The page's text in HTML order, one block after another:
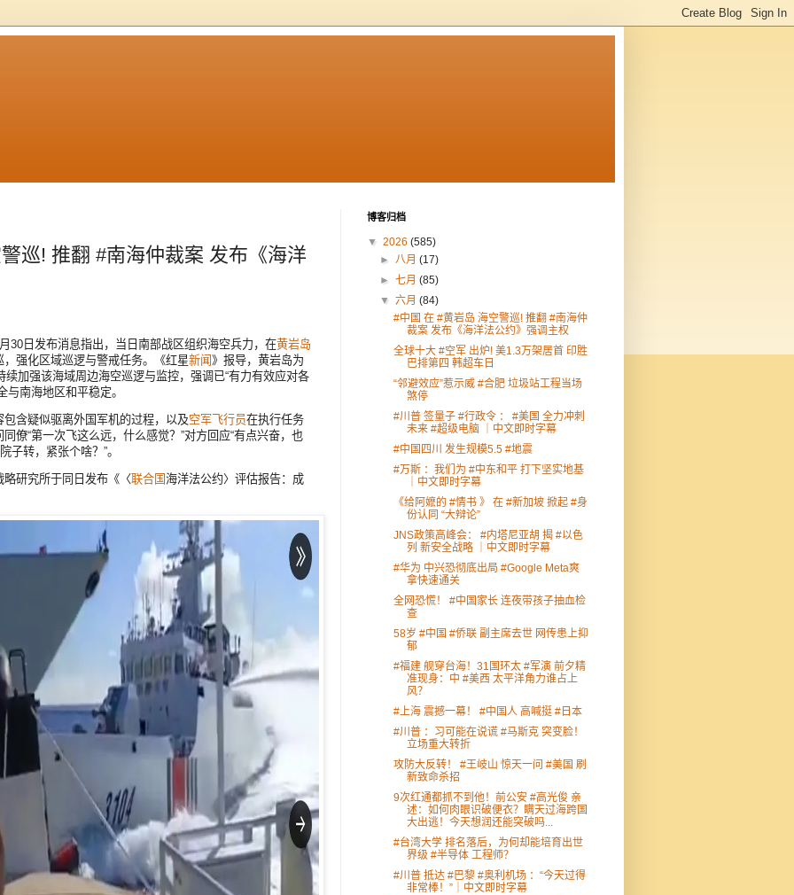
巡! 推翻 #南海仲裁案 发布《海洋
30日发布消息指出，当日南部战区组织海空兵力，在黄岩岛
强化区域巡逻与警戒任务。《红星新闻 》报导，黄岩岛为
续加强该海域周边海空巡逻与监控，强调已“有力有效应对各
与南海地区和平稳定。
含疑似驱离外国军机的过程，以及空军 飞行员在执行任务
僚“第一次飞这么远，什么感觉？”对方回应“有点兴奋，也
子转，紧张个啥？”。
研究所于同日发布《〈联合国海洋法公约〉评估报告：成
博客归档
▼ 2026 (585)
►八月(17)
►七月(85)
▼六月(84)
#中国 在 #黄岩岛 海空警巡! 推翻 #南海仲
裁案 发布《海洋法公约》强调主权
全球十大 #空军 出炉! 美1.3万架居首 印胜
巴排第四 韩超车日
“邻避效应”惹示威 #合肥 垃圾站工程当场
煞停
#川普 签量子 #行政令 ： #美国 全力冲刺
未来 #超级电脑 ｜中文即时字幕
#中国四川 发生规模5.5 #地震
#万斯 ：我们为 #中东和平 打下坚实地基
｜中文即时字幕
《给阿嬷的 #情书 》 在 #新加坡 掀起 #身
份认同 “大辩论”
JNS政策高峰会： #内塔尼亚胡 揭 #以色
列 新安全战略 ｜中文即时字幕
#华为 中兴恐彻底出局 #Google Meta爽
拿快速通关
全网恐慌！ #中国家长 连夜带孩子抽血检
查
58岁 #中国 #侨联 副主席去世 网传患上抑
郁
#福建 舰穿台海！31国环太 #军演 前夕精
准现身：中 #美西 太平洋角力谁占上
风？
#上海 震撼一幕！ #中国人 高喊挺 #日本
#川普 ：习可能在说谎 #马斯克 突变脸！
立场重大转折
攻防大反转！ #王岐山 惊天一问 #美国 刷
新致命杀招
9次红通都抓不到他！前公安 #高光俊 亲
述：如何肉眼识破便衣？瞒天过海跨国
大出逃！今天想润还能突破吗...
#台湾大学 排名落后，为何却能培育出世
界级 #半导体 工程师？
#川普 抵达 #巴黎 #奥利机场 ：“今天过得
非常棒！”｜中文即时字幕